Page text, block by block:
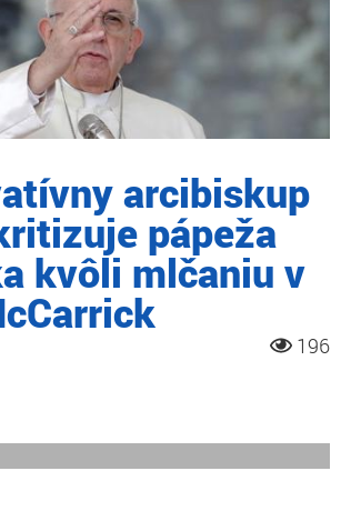
arcibiskup
pápeža
kvôli mlčaniu v
196